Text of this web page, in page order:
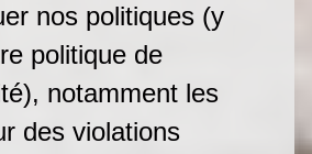
nos politiques (y
politique de
notamment les
des violations